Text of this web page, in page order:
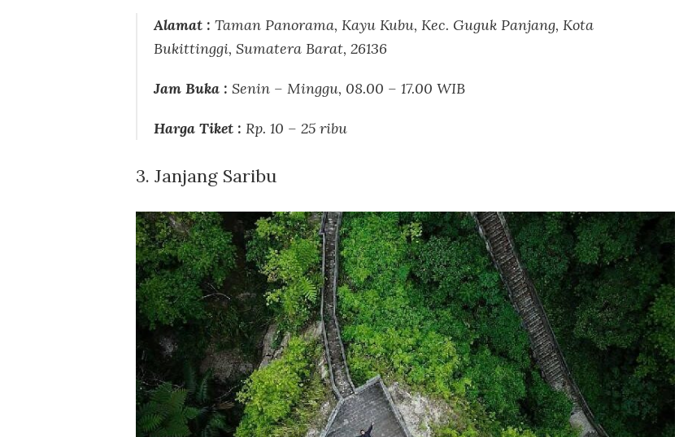
Alamat : Taman Panorama, Kayu Kubu, Kec. Guguk Panjang, Kota
Bukittinggi, Sumatera Barat, 26136
Jam Buka : Senin – Minggu, 08.00 – 17.00 WIB
Harga Tiket : Rp. 10 – 25 ribu
3. Janjang Saribu